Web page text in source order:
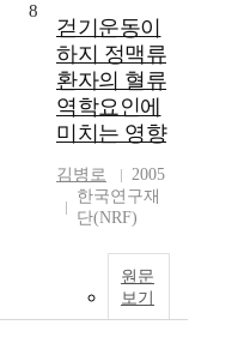
8
걷기운동이
하지 정맥류
환자의 혈류
역학요인에
미치는 영향
김병로
2005
한국연구재
단(NRF)
원문
보기